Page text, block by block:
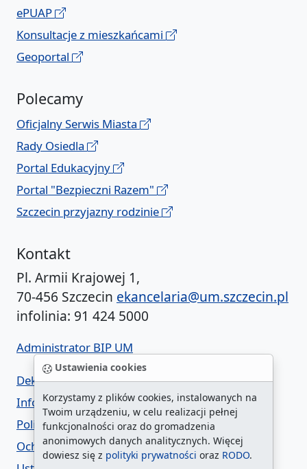
Ustawienia cookies
Korzystamy z plików cookies, instalowanych na
Twoim urządzeniu, w celu realizacji pełnej
funkcjonalności oraz do gromadzenia
anonimowych danych analitycznych. Więcej
dowiesz się z polityki prywatności oraz RODO.
ePUAP
Konsultacje z mieszkańcami
Geoportal
Polecamy
Oficjalny Serwis Miasta
Rady Osiedla
Portal Edukacyjny
Portal "Bezpieczni Razem"
Szczecin przyjazny rodzinie
Kontakt
Pl. Armii Krajowej 1,
70-456 Szczecin ekancelaria@um.szczecin.pl
infolinia: 91 424 5000
Administrator BIP UM
Deklaracja dostępności
Informacja o urzędzie w ETR
Polityka prywatności
Ochrona danych osobowych